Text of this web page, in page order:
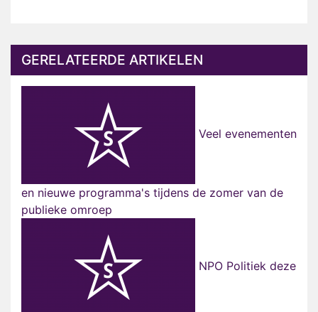
GERELATEERDE ARTIKELEN
Veel evenementen
en nieuwe programma's tijdens de zomer van de
publieke omroep
NPO Politiek deze